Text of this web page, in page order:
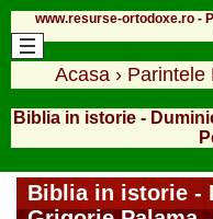
www.resurse-ortodoxe.ro -
Acasa › Parintele
Biblia in istorie -
Biblia in istorie -